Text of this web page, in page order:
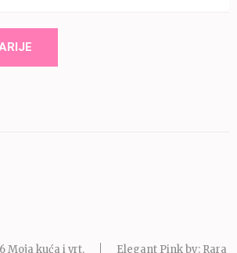
Moja kuća i vrt. Elegant Pink by: Rara